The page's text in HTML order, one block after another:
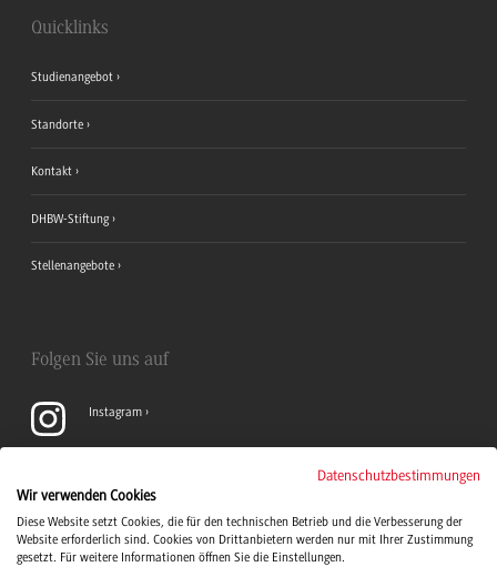
Quicklinks
Studienangebot
Standorte
Kontakt
DHBW-Stiftung
Stellenangebote
Folgen Sie uns auf
Instagram
LinkedIn
Datenschutzbestimmungen
Wir verwenden Cookies
Diese Website setzt Cookies, die für den technischen Betrieb und die Verbesserung der
Website erforderlich sind. Cookies von Drittanbietern werden nur mit Ihrer Zustimmung
gesetzt. Für weitere Informationen öffnen Sie die Einstellungen.